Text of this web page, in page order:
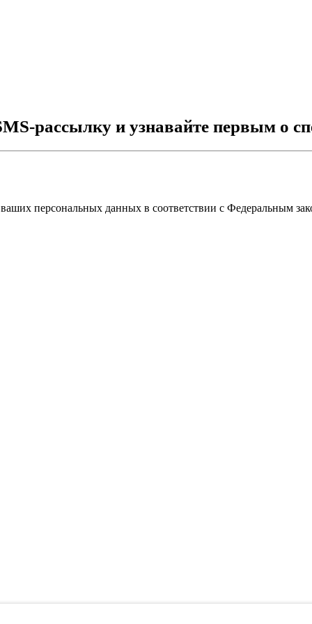
рассылку и узнавайте первым о
персональных данных в соответствии с Федеральным